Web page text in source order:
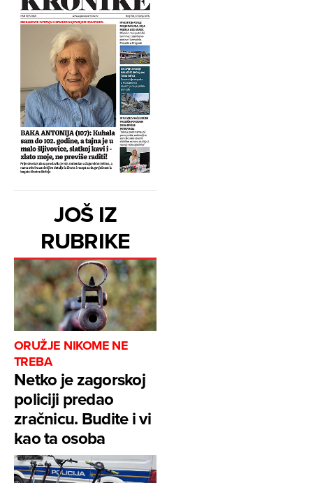
JOŠ IZ
RUBRIKE
ORUŽJE NIKOME NE
TREBA
Netko je zagorskoj
policiji predao
zračnicu. Budite i vi
kao ta osoba